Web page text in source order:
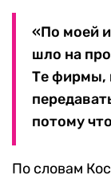
«По моей
шло на
Те фирмы,
потому
По словам